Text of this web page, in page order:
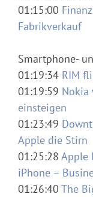
01:15:00
Fabrikverkauf
Smartphone-
01:19:34 RIM
01:19:59 Nokia
einsteigen
01:23:49
Apple die Stirn
01:25:28 Apple
iPhone –
01:26:40 The